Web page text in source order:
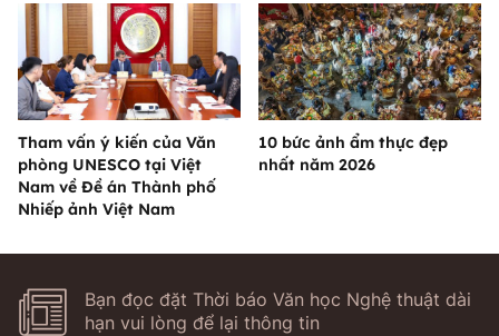
Tham vấn ý kiến của Văn
phòng UNESCO tại Việt
Nam về Đề án Thành phố
Nhiếp ảnh Việt Nam
10 bức ảnh ẩm thực đẹp
nhất năm 2026
Bạn đọc đặt Thời báo Văn học Nghệ thuật dài
hạn vui lòng để lại thông tin